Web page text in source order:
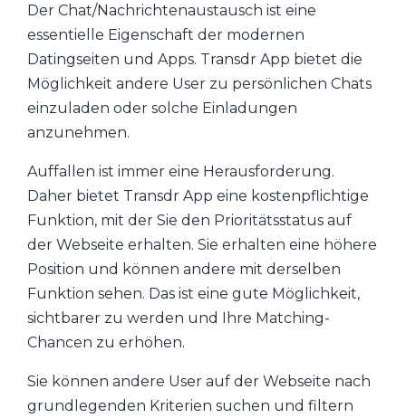
Der Chat/Nachrichtenaustausch ist eine
essentielle Eigenschaft der modernen
Datingseiten und Apps. Transdr App bietet die
Möglichkeit andere User zu persönlichen Chats
einzuladen oder solche Einladungen
anzunehmen.
Auffallen ist immer eine Herausforderung.
Daher bietet Transdr App eine kostenpflichtige
Funktion, mit der Sie den Prioritätsstatus auf
der Webseite erhalten. Sie erhalten eine höhere
Position und können andere mit derselben
Funktion sehen. Das ist eine gute Möglichkeit,
sichtbarer zu werden und Ihre Matching-
Chancen zu erhöhen.
Sie können andere User auf der Webseite nach
grundlegenden Kriterien suchen und filtern